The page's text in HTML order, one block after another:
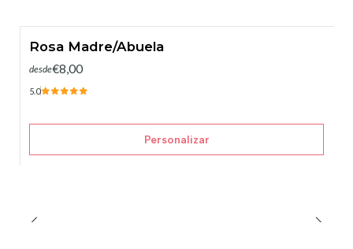
Rosa Madre/Abuela
desde€8,00
5.0
Personalizar